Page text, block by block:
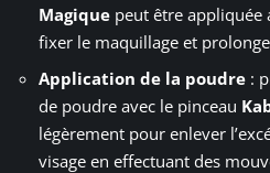
Magique peut être appliquée
fixer le maquillage et
Application de la poudre :
de poudre avec le pinceau
légèrement pour enlever
visage en effectuant des